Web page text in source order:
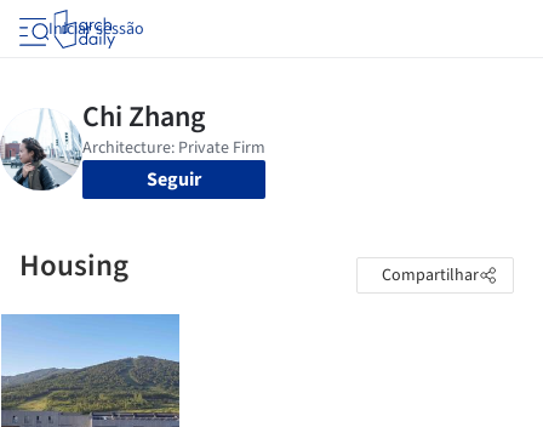
Iniciar sessão
Seguir
Housing Compartilhar